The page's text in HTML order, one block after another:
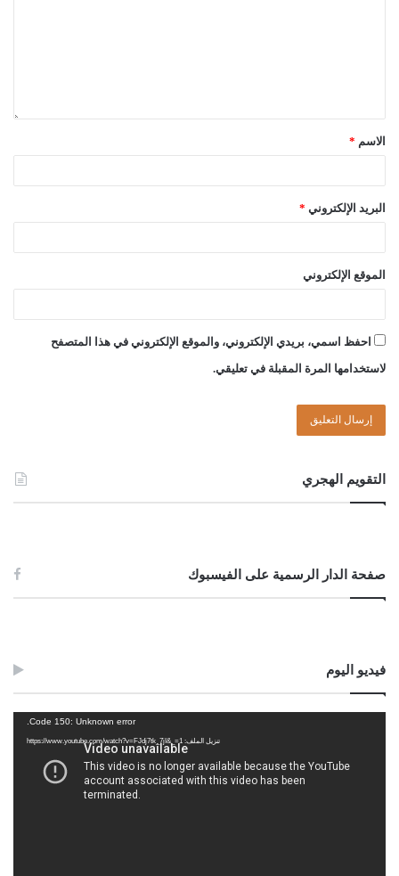
الاسم *
البريد الإلكتروني *
الموقع الإلكتروني
احفظ اسمي، بريدي الإلكتروني، والموقع الإلكتروني في هذا المتصفح
لاستخدامها المرة المقبلة في تعليقي.
التقويم الهجري
صفحة الدار الرسمية على الفيسبوك
فيديو اليوم
Code 150: Unknown error.
تنزيل الملف: https://www.youtube.com/watch?v=FJdj7tk_7jI&_=1